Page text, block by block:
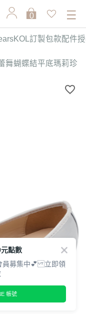
0
KOL訂製包款配件
舞蝴蝶結平底瑪莉珍
點數
員募集中💕 立即領
帳號